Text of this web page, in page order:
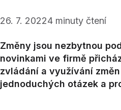
26. 7. 20224 minuty čtení
Změny jsou nezbytnou
novinkami ve firmě
zvládání a využívání
jednoduchých otázek a